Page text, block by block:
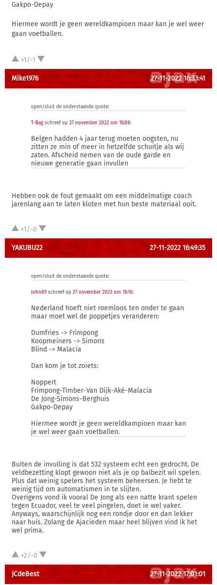
Gakpo-Depay
Hiermee wordt je geen wereldkampioen maar kan je wel weer
gaan voetballen.
+1/-1
Mike1976 27-11-2022 16:33:41
open/sluit de onderstaande quote:
T-Bag schreef op 27 november 2022 om 16:06:
Belgen hadden 4 jaar terug moeten oogsten, nu
zitten ze min of meer in hetzelfde schuitje als wij
zaten. Afscheid nemen van de oude garde en
nieuwe generatie gaan invullen
Hebben ook de fout gemaakt om een middelmatige coach
jarenlang aan te laten kloten met hun beste materiaal ooit.
+1/-0
YAKUBU22 27-11-2022 16:49:35
open/sluit de onderstaande quote:
John89 schreef op 27 november 2022 om 16:16:
Nederland hoeft niet roemloos ten onder te gaan
maar moet wel de poppetjes veranderen:
Dumfries -> Frimpong
Koopmeiners -> Simons
Blind -> Malacia
Dan kom je tot zoiets:
Noppert
Frimpong-Timber-Van Dijk-Aké-Malacia
De Jong-Simons-Berghuis
Gakpo-Depay
Hiermee wordt je geen wereldkampioen maar kan
je wel weer gaan voetballen.
Buiten de invulling is dat 532 systeem echt een gedrocht. De
veldbezetting klopt gewoon niet als je op balbezit wil spelen.
Plus dat weinig spelers het systeem beheersen. Je hebt te
weinig tijd om automatismen in te slijten.
Overigens vond ik vooral De Jong als een natte krant spelen
tegen Ecuador, veel te veel pingelen, doet ie wel vaker.
Anyways, waarschijnlijk nog een rondje door en dan lekker
naar huis. Zolang de Ajacieden maar heel blijven vind ik het
wel prima.
+2/-0
JCdeBest 27-11-2022 17:01:01